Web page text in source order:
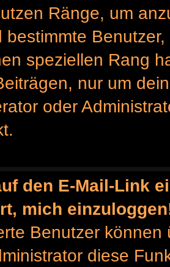
Ränge, um
bestimmte
speziellen Rang
nur um
oder
den E-Mail-Link
mich
Benutzer
diese